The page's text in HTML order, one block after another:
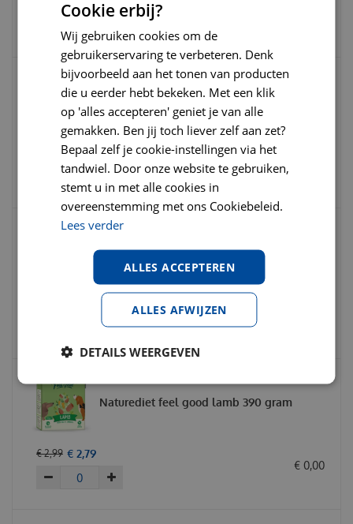
Voskes varkensoren 10 stuks
10 € 14,95
95
Naturediet feel good lamb 390 gram
€ 2,99 € 2,79
€ 0,00
Cookie erbij?
Wij gebruiken cookies om de
gebruikerservaring te verbeteren. Denk
bijvoorbeeld aan het tonen van producten
die u eerder hebt bekeken. Met een klik
op 'alles accepteren' geniet je van alle
gemakken. Ben jij toch liever zelf aan zet?
Bepaal zelf je cookie-instellingen via het
tandwiel. Door onze website te gebruiken,
stemt u in met alle cookies in
overeenstemming met ons Cookiebeleid.
Lees verder
ALLES ACCEPTEREN
ALLES AFWIJZEN
DETAILS WEERGEVEN